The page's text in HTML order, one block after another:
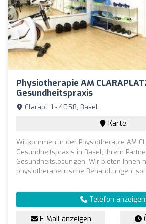
Physiotherapie AM
Gesundheitspraxis
Clarapl. 1 - 4058, Basel
Karte
Willkommen in der Physiotherapie AM
Gesundheitspraxis in Basel, Ihrem
Gesundheitslösungen. Wir bieten Ihnen
physiotherapeutische Behandlungen,
Telefon anzeigen
E-Mail anzeigen